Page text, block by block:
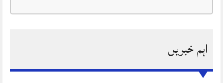
اہم خبریں